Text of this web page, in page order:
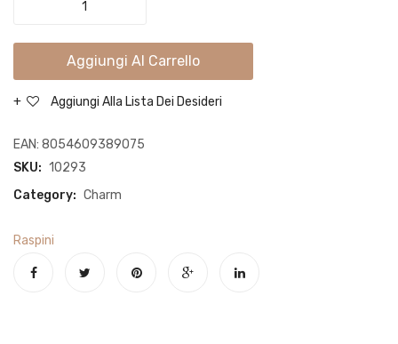
quantity
Aggiungi Al Carrello
Aggiungi Alla Lista Dei Desideri
EAN: 8054609389075
SKU: 10293
Category: Charm
Raspini